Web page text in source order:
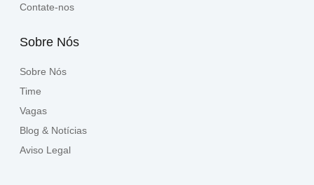
Contate-nos
Sobre Nós
Sobre Nós
Time
Vagas
Blog & Notícias
Aviso Legal